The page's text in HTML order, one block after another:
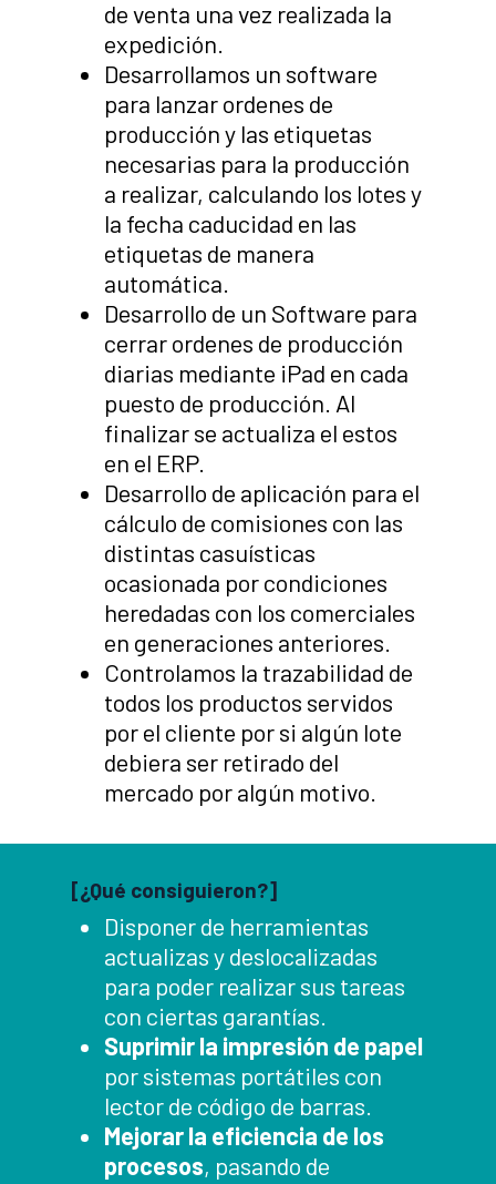
de venta una vez realizada la
expedición.
Desarrollamos un software
para lanzar ordenes de
producción y las etiquetas
necesarias para la producción
a realizar, calculando los lotes y
la fecha caducidad en las
etiquetas de manera
automática.
Desarrollo de un Software para
cerrar ordenes de producción
diarias mediante iPad en cada
puesto de producción. Al
finalizar se actualiza el estos
en el ERP.
Desarrollo de aplicación para el
cálculo de comisiones con las
distintas casuísticas
ocasionada por condiciones
heredadas con los comerciales
en generaciones anteriores.
Controlamos la trazabilidad de
todos los productos servidos
por el cliente por si algún lote
debiera ser retirado del
mercado por algún motivo.
[¿Qué consiguieron?]
Disponer de herramientas
actualizas y deslocalizadas
para poder realizar sus tareas
con ciertas garantías.
Suprimir la impresión de papel
por sistemas portátiles con
lector de código de barras.
Mejorar la eficiencia de los
procesos, pasando de